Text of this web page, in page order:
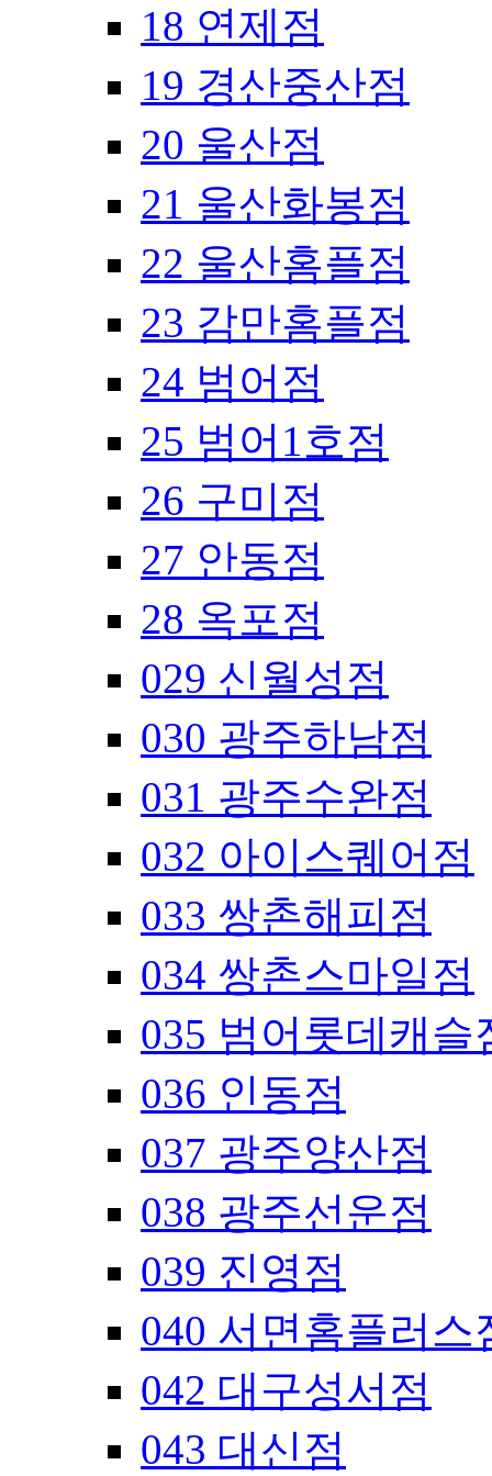
18 연제점
19 경산중산점
20 울산점
21 울산화봉점
22 울산홈플점
23 감만홈플점
24 범어점
25 범어1호점
26 구미점
27 안동점
28 옥포점
029 신월성점
030 광주하남점
031 광주수완점
032 아이스퀘어점
033 쌍촌해피점
034 쌍촌스마일점
035 범어롯데캐슬
036 인동점
037 광주양산점
038 광주선운점
039 진영점
040 서면홈플러스
042 대구성서점
043 대신점